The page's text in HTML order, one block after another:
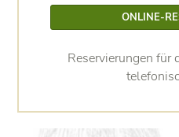
ONLINE-
Reservierungen für